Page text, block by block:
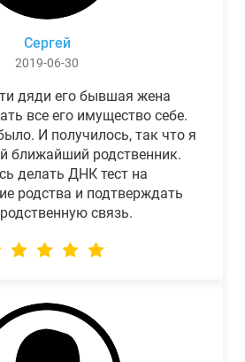
Сергей
2019-06-30
дяди его бывшая жена
все его имущество себе.
И получилось, так что я
ближайший родственник.
делать ДНК тест на
родства и подтверждать
связь.